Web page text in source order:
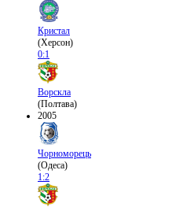
Кристал
(Херсон)
0:1
Ворскла
(Полтава)
2005
Чорноморець
(Одеса)
1:2